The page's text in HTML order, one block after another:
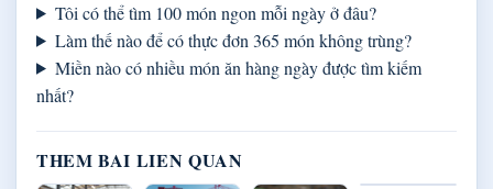
Tôi có thể tìm 100 món ngon mỗi ngày ở đâu?
Làm thế nào để có thực đơn 365 món không trùng?
Miền nào có nhiều món ăn hàng ngày được tìm kiếm
nhất?
THEM BAI LIEN QUAN